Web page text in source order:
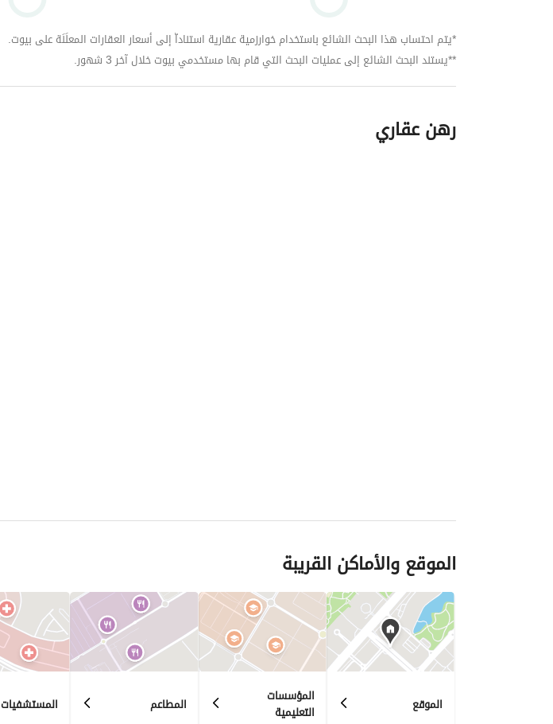
*يتم احتساب هذا البحث الشائع باستخدام خوارزمية عقارية استناداّ إلى أسعار العقارات المعلَنَة على بيوت.
**يستند البحث الشائع إلى عمليات البحث التي قام بها مستخدمي بيوت خلال آخر 3 شهور.
رهن عقاري
الموقع والأماكن القريبة
الموقع المؤسسات
التعليمية المطاعم المستشفيات